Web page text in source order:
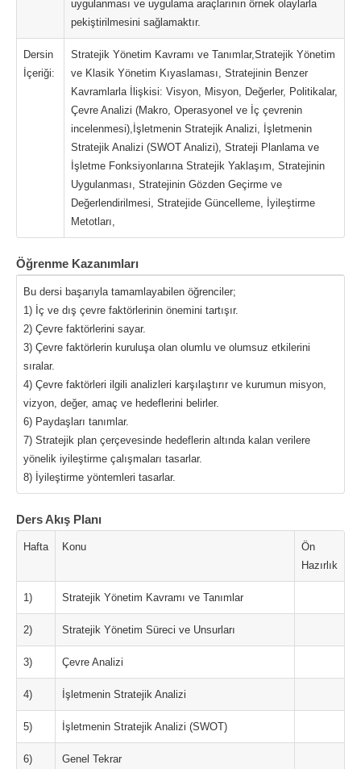
uygulanması ve uygulama araçlarının örnek olaylarla
pekiştirilmesini sağlamaktır.
Dersin
İçeriği:
Stratejik Yönetim Kavramı ve Tanımlar,Stratejik Yönetim
ve Klasik Yönetim Kıyaslaması, Stratejinin Benzer
Kavramlarla İlişkisi: Visyon, Misyon, Değerler, Politikalar,
Çevre Analizi (Makro, Operasyonel ve İç çevrenin
incelenmesi),İşletmenin Stratejik Analizi, İşletmenin
Stratejik Analizi (SWOT Analizi), Strateji Planlama ve
İşletme Fonksiyonlarına Stratejik Yaklaşım, Stratejinin
Uygulanması, Stratejinin Gözden Geçirme ve
Değerlendirilmesi, Stratejide Güncelleme, İyileştirme
Metotları,
Öğrenme Kazanımları
Bu dersi başarıyla tamamlayabilen öğrenciler;
1) İç ve dış çevre faktörlerinin önemini tartışır.
2) Çevre faktörlerini sayar.
3) Çevre faktörlerin kuruluşa olan olumlu ve olumsuz etkilerini
sıralar.
4) Çevre faktörleri ilgili analizleri karşılaştırır ve kurumun misyon,
vizyon, değer, amaç ve hedeflerini belirler.
6) Paydaşları tanımlar.
7) Stratejik plan çerçevesinde hedeflerin altında kalan verilere
yönelik iyileştirme çalışmaları tasarlar.
8) İyileştirme yöntemleri tasarlar.
Ders Akış Planı
Hafta Konu
Ön
Hazırlık
1) Stratejik Yönetim Kavramı ve Tanımlar
2) Stratejik Yönetim Süreci ve Unsurları
3) Çevre Analizi
4) İşletmenin Stratejik Analizi
5) İşletmenin Stratejik Analizi (SWOT)
6) Genel Tekrar